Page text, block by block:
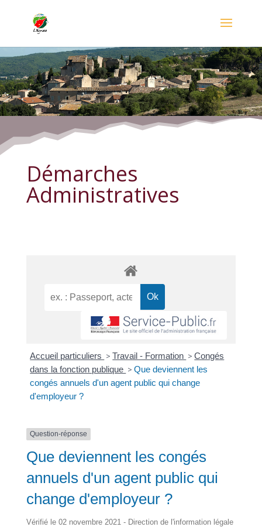
Démarches Administratives
Démarches
Administratives
Accueil particuliers > Travail - Formation > Congés
dans la fonction publique > Que deviennent les
congés annuels d'un agent public qui change
d'employeur ?
Question-réponse
Que deviennent les congés
annuels d'un agent public qui
change d'employeur ?
Vérifié le 02 novembre 2021 - Direction de l'information légale